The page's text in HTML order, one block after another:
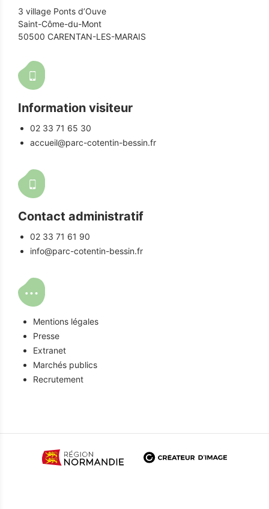
3 village Ponts d’Ouve
Saint-Côme-du-Mont
50500 CARENTAN-LES-MARAIS
Information visiteur
02 33 71 65 30
accueil@parc-cotentin-bessin.fr
Contact administratif
02 33 71 61 90
info@parc-cotentin-bessin.fr
Mentions légales
Presse
Extranet
Marchés publics
Recrutement